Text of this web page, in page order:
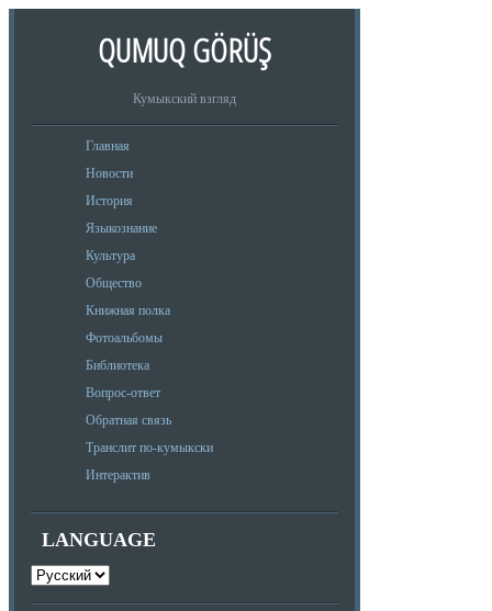
QUMUQ GÖRÜŞ
Кумыкский взгляд
Главная
Новости
История
Языкознание
Культура
Общество
Книжная полка
Фотоальбомы
Библиотека
Вопрос-ответ
Обратная связь
Транслит по-кумыкски
Интерактив
LANGUAGE